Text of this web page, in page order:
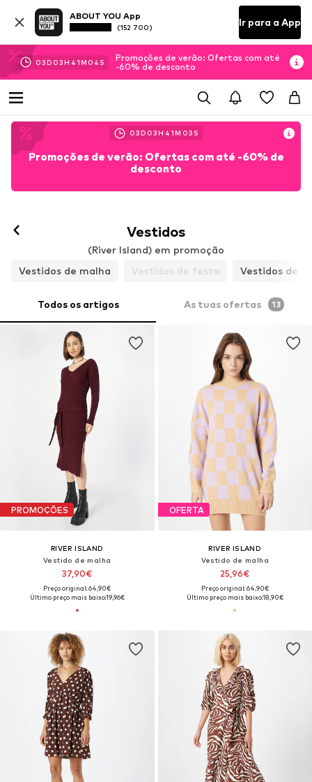
ABOUT YOU App
(152 700) Ir para a App
03D 03H 41M 01 S
Promoções de verão: Ofertas com até
-60% de desconto
03D 03H 41M 01 S
Promoções de verão: Ofertas com até -60% de
desconto
Vestidos
(River Island) em promoção
Vestidos de malha
Vestidos de festa Vestidos de
Todos os artigos As tuas ofertas 13
PROMOÇÕES
RIVER ISLAND
Vestido de malha
37,90€
Preço original: 64,90€
Último preço mais baixo:19,96€
OFERTA
RIVER ISLAND
Vestido de malha
25,96€
Preço original: 64,90€
Último preço mais baixo:18,90€